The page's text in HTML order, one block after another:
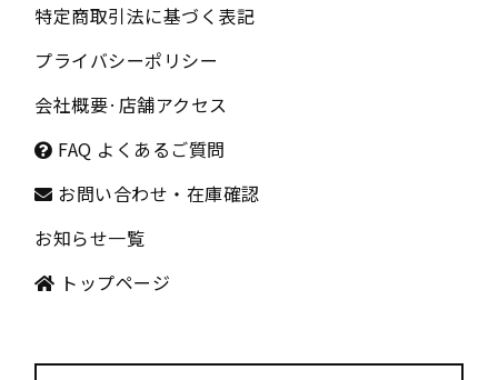
特定商取引法に基づく表記
プライバシーポリシー
会社概要· 店舗アクセス
FAQ よくあるご質問
お問い合わせ・在庫確認
お知らせ一覧
トップページ